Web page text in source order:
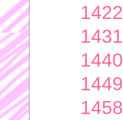
1422
1431
1440
1449
1458